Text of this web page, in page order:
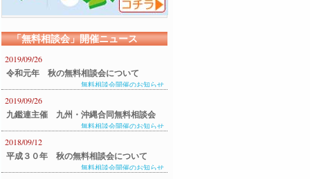
「無料相談会」開催ニュース
2019/09/26
令和元年 秋の無料相談会について
無料相談会開催のお知らせ
2019/09/26
九鑑連主催 九州・沖縄合同無料相談会
のご案内
無料相談会開催のお知らせ
2018/09/12
平成３０年 秋の無料相談会について
無料相談会開催のお知らせ